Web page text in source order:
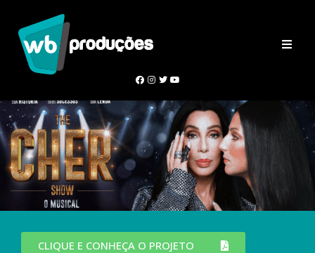
CLIQUE E CONHEÇA O PROJETO